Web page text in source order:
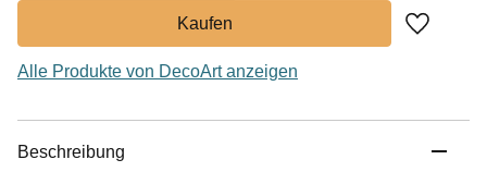
Zu
Alle Produkte von DecoArt anzeigen
Beschreibung